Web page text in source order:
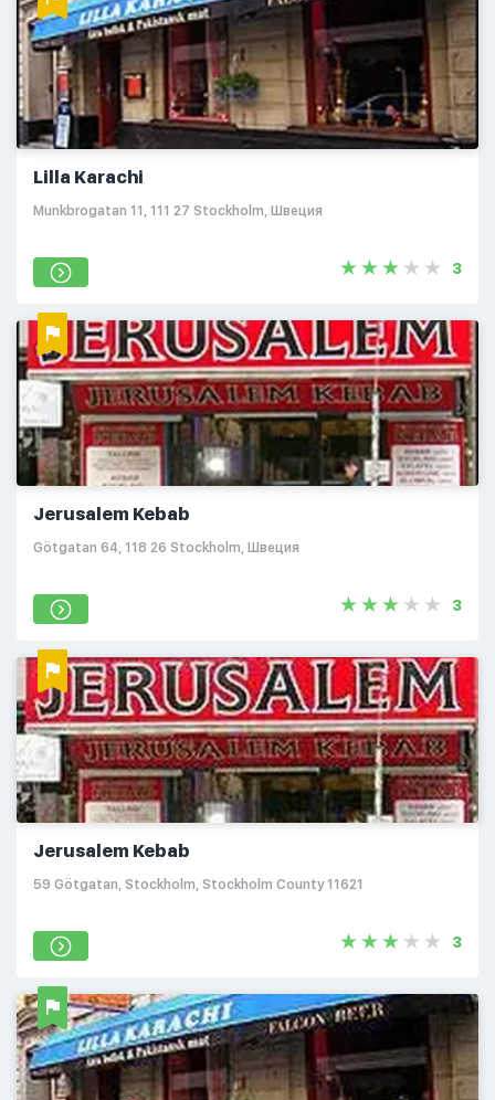
Lilla Karachi
Munkbrogatan 11, 111 27 Stockholm, Швеция
3
Jerusalem Kebab
Götgatan 64, 118 26 Stockholm, Швеция
3
Jerusalem Kebab
59 Götgatan, Stockholm, Stockholm County 11621
3